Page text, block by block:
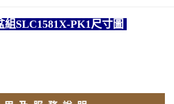
組SLC1581X-PK1尺寸圖